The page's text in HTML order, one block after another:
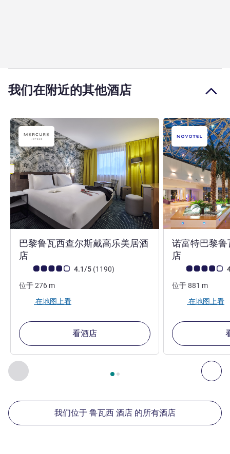
我们在附近的其他酒店
上一个 - 我们在附近的其他酒店 下
第 页，共 , 我们在附近的其他酒店 1 :, 我们在附近的
巴黎鲁瓦西查尔斯戴高乐美居酒
店
客户意见评级 (ALL 评级)
4.1/5 (1190评论
)
位于276 m
在地图上看
看酒店
诺富特巴黎
店
客户意见评级
位于881 m
在地图上看
我们位于 鲁瓦西 酒店 的所有酒店